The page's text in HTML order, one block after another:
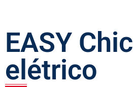
EASY Chic
elétrico